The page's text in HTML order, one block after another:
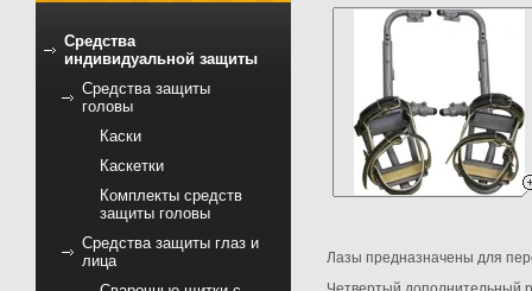
Средства
индивидуальной защиты
Средства защиты
головы
Каски
Каскетки
Комплекты средств
защиты головы
Средства защиты глаз и
лица
Лазы предназначены для